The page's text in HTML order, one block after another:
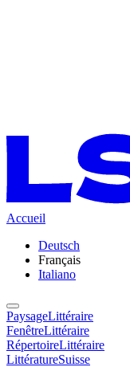
Accueil
Deutsch
Français
Italiano
PaysageLittéraire
FenêtreLittéraire
RépertoireLittéraire
LittératureSuisse